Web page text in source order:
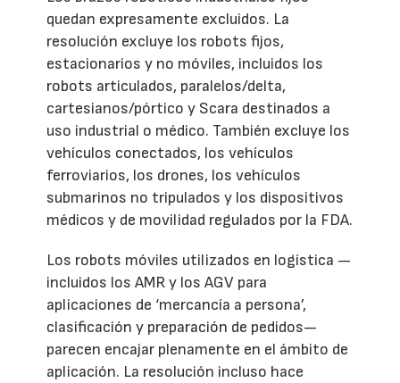
quedan expresamente excluidos. La
resolución excluye los robots fijos,
estacionarios y no móviles, incluidos los
robots articulados, paralelos/delta,
cartesianos/pórtico y Scara destinados a
uso industrial o médico. También excluye los
vehículos conectados, los vehículos
ferroviarios, los drones, los vehículos
submarinos no tripulados y los dispositivos
médicos y de movilidad regulados por la FDA.
Los robots móviles utilizados en logística —
incluidos los AMR y los AGV para
aplicaciones de ‘mercancía a persona’,
clasificación y preparación de pedidos—
parecen encajar plenamente en el ámbito de
aplicación. La resolución incluso hace